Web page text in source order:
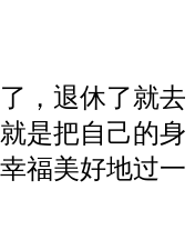
，退休了就去
是把自己的身
福美好地过一